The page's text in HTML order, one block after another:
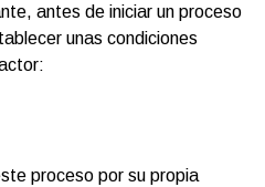
antes de iniciar un proceso
unas condiciones
proceso por su propia